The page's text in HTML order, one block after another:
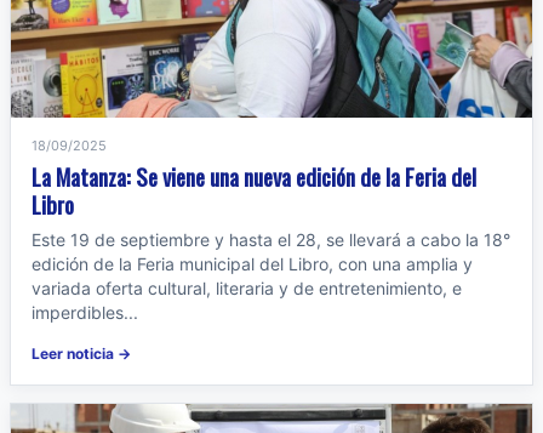
18/09/2025
La Matanza: Se viene una nueva edición de la Feria del
Libro
Este 19 de septiembre y hasta el 28, se llevará a cabo la 18°
edición de la Feria municipal del Libro, con una amplia y
variada oferta cultural, literaria y de entretenimiento, e
imperdibles...
Leer noticia →